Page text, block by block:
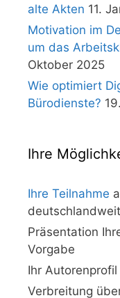
alte Akten 11.
Motivation im
um das
Oktober 2025
Wie optimiert
Bürodienste?
Ihre
Ihre Teilnahme
deutschlandweit
Präsentation
Vorgabe
Ihr
Verbreitung